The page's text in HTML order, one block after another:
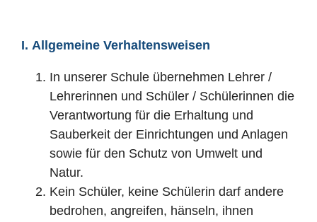
I. Allgemeine Verhaltensweisen
In unserer Schule übernehmen Lehrer /
Lehrerinnen und Schüler / Schülerinnen die
Verantwortung für die Erhaltung und
Sauberkeit der Einrichtungen und Anlagen
sowie für den Schutz von Umwelt und
Natur.
Kein Schüler, keine Schülerin darf andere
bedrohen, angreifen, hänseln, ihnen